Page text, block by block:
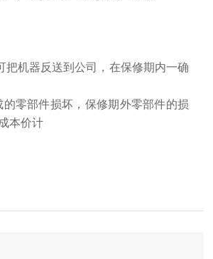
机器反送到公司，在保修期内一确
零部件损坏，保修期外零部件的损
本价计